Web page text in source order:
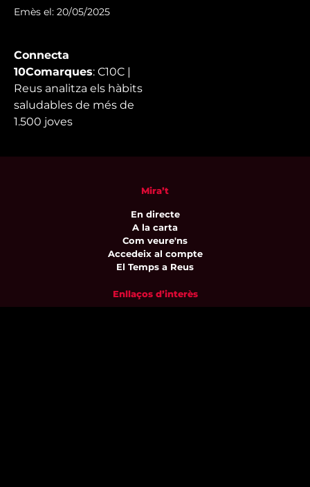
Emès el: 20/05/2025
Connecta
10Comarques: C10C |
Reus analitza els hàbits
saludables de més de
1.500 joves
Mira’t
En directe
A la carta
Com veure'ns
Accedeix al compte
El Temps a Reus
Enllaços d’interès